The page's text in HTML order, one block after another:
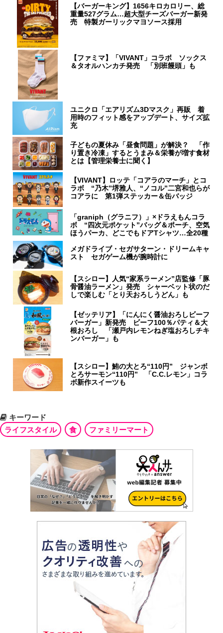
【バーガーキング】1656キロカロリー、総
重量527グラム…超大型チーズバーガー新発
売 特製ガーリックマヨソース採用
【ファミマ】「VIVANT」コラボ ソックス
＆タオルハンカチ発売 「別班饅頭」も
ユニクロ「エアリズム3Dマスク」再販 着
用時のフィット感をアップデート、サイズ拡
充
子どもの夏休み「昼食問題」が解決？ 「作
り置き冷凍」するとうまみ＆栄養が増す食材
とは【管理栄養士に聞く】
【VIVANT】ロッテ「コアラのマーチ」とコ
ラボ “乃木”堺雅人、“ノコル”二宮和也らが
コアラに 第1弾ステッカー＆缶バッジ
「graniph（グラニフ）」×ドラえもんコラ
ボ “四次元ポケット”バッグ＆ポーチ、空気
ほうパーカ、どこでもドアTシャツ…全20種
メガドライブ・セガサターン・ドリームキャ
スト セガゲーム機が腕時計に
【スシロー】人気“家系ラーメン”店監修「豚
骨醤油ラーメン」発売 シャーベット状のだ
しで楽しむ「とり天おろしうどん」も
【ゼッテリア】「にんにく醤油おろしビーフ
バーガー」新発売 ビーフ100％パティ＆大
根おろし 「瀬戸内レモンねぎ塩おろしチキ
ンバーガー」も
【スシロー】鮪の大とろ“110円” ジャンボ
とろサーモン“110円” 「C.C.レモン」コラ
ボ新作スイーツも
キーワード
ライフスタイル
食 ファミリーマート